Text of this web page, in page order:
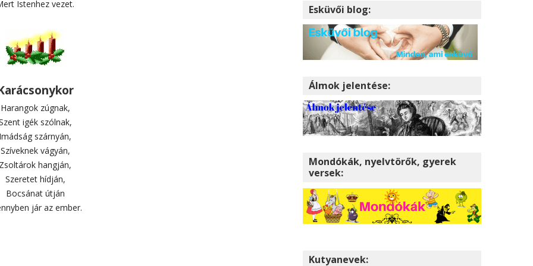
Istenhez vezet.
Harangok zúgnak,
igék szólnak,
szárnyán,
Szíveknek vágyán,
hangján,
Szeretet hídján,
Bocsánat útján
jár az ember.
Esküvői blog:
Álmok jelentése:
Mondókák, nyelvtörők, gyerek
versek:
Kutyanevek: